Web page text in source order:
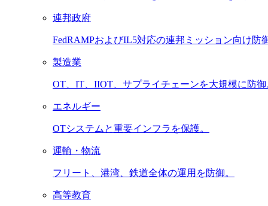
連邦政府
FedRAMPおよびIL5対応の連邦ミッション向け防御
製造業
OT、IT、IIOT、サプライチェーンを大規模に防御
エネルギー
OTシステムと重要インフラを保護。
運輸・物流
フリート、港湾、鉄道全体の運用を防御。
高等教育